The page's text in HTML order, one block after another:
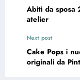
Abiti da sposa
atelier
Next post
Cake Pops i
originali da